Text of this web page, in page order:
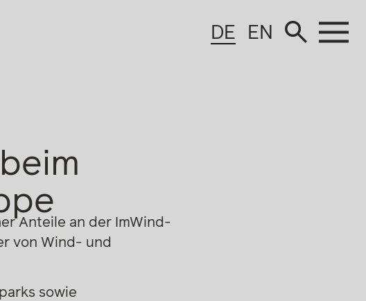
DE EN
Anteile an der ImWind-
von Wind- und
sowie